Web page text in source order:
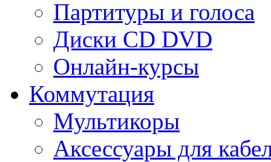
Партитуры и голоса
Диски CD DVD
Онлайн-курсы
Коммутация
Мультикоры
Аксессуары для